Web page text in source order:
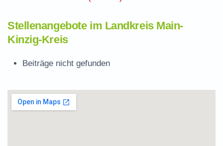
Stellenangebote im Landkreis Main-
Kinzig-Kreis
Beiträge nicht gefunden